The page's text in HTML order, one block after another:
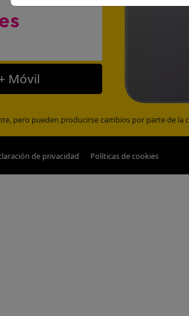
Móvil
pero pueden producirse cambios por parte de
de privacidad Políticas de cookies